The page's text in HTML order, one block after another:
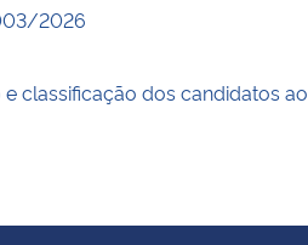
2026
e classificação dos candidatos ao